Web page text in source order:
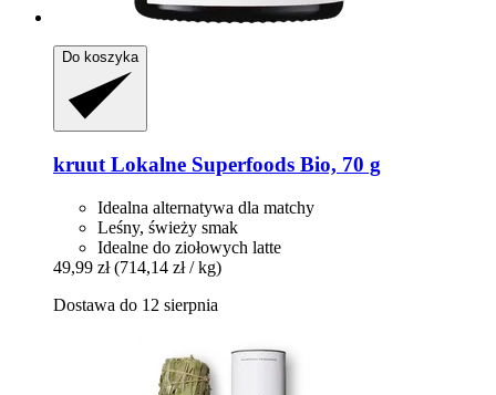
Do koszyka
kruut Lokalne Superfoods Bio, 70 g
Idealna alternatywa dla matchy
Leśny, świeży smak
Idealne do ziołowych latte
49,99 zł (714,14 zł / kg)
Dostawa do 12 sierpnia